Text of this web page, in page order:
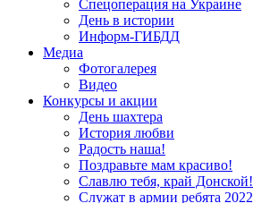
Спецоперация на Украине
День в истории
Информ-ГИБДД
Медиа
Фотогалерея
Видео
Конкурсы и акции
День шахтера
История любви
Радость наша!
Поздравьте мам красиво!
Славлю тебя, край Донской!
Служат в армии ребята 2022